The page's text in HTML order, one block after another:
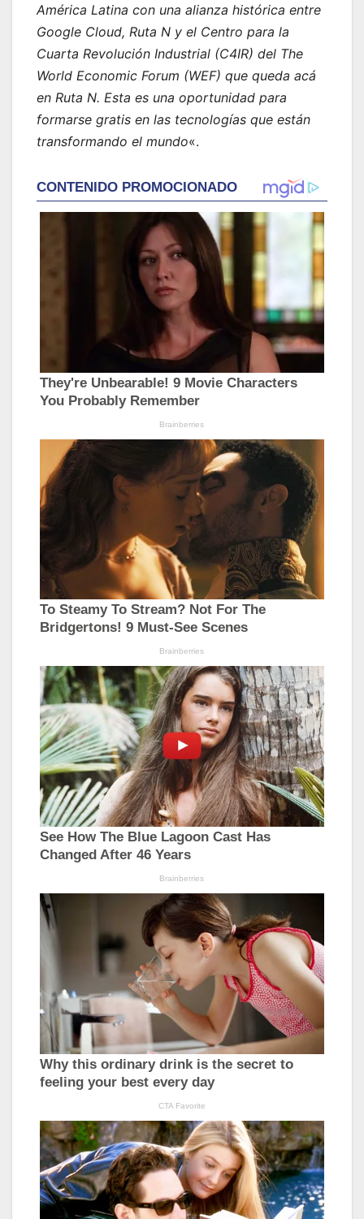
América Latina con una alianza histórica entre
Google Cloud, Ruta N y el Centro para la
Cuarta Revolución Industrial (C4IR) del The
World Economic Forum (WEF) que queda acá
en Ruta N. Esta es una oportunidad para
formarse gratis en las tecnologías que están
transformando el mundo«.